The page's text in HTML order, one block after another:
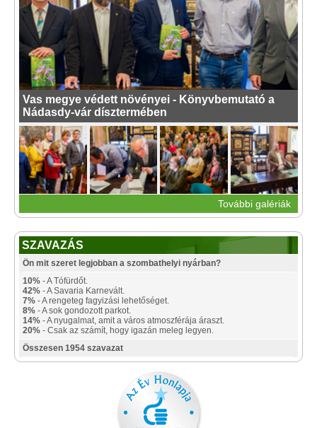
Vas megye védett növényei - Könyvbemutató a
Nádasdy-vár dísztermében
További galériák
SZAVAZÁS
Ön mit szeret legjobban a szombathelyi nyárban?
10% - A Tófürdőt.
42% - A Savaria Karnevált.
7% - A rengeteg fagyizási lehetőséget.
8% - A sok gondozott parkot.
14% - A nyugalmat, amit a város atmoszférája áraszt.
20% - Csak az számít, hogy igazán meleg legyen.
Összesen 1954 szavazat